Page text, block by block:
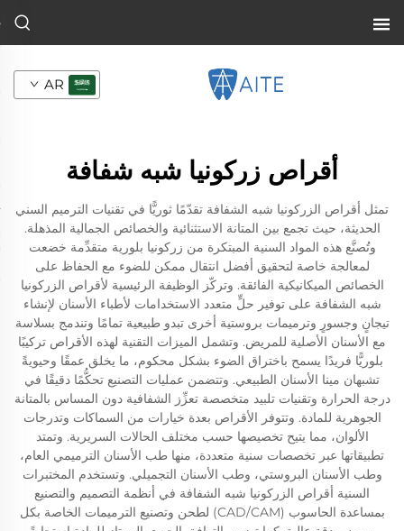
AR
أقراص زركونيا شبه شفافة
تمثل أقراص الزركونيا شبه الشفافة تقدّمًا ثوريًّا في تقنيات الترميم السني
الحديثة، حيث تجمع بين المتانة الاستثنائية والخصائص الجمالية المذهلة.
وتُصنَّع هذه المواد السنية المبتكرة من زركونيا بلورية متقدِّمة خضعت
لمعالجة خاصة لتحقيق أفضل انتقال ممكن للضوء مع الحفاظ على
الخصائص الميكانيكية الفائقة. وتركّز الوظيفة الرئيسية لأقراص الزركونيا
شبه الشفافة على توفير حلٍّ متعدد الاستخدامات لأطباء الأسنان لإنشاء
تيجانٍ وجسورٍ وترميمات بروستية أخرى تبدو طبيعية تمامًا وتندمج بسلاسة
مع الأسنان الأصلية للمريض. وتشمل الميزات التقنية لهذه الأقراص تركيبًا
بلوريًّا فريدًا يسمح باختراق الضوء بشكل محكوم، ما يخلق عمقًا وحيويةً
تشبهان مينا الأسنان الطبيعي. وتتضمن عمليات التصنيع تحكُّمًا دقيقًا في
درجة الحرارة وتقنيات تلبيد متخصصة تعزِّز الشفافية دون المساس بالمتانة
الجوهرية للمادة. وتتوفر الأقراص بعدة خيارات من السماكات وتدرجات
الألوان، مما يتيح تخصيصها حسب مختلف الحالات السريرية. وتمتد
تطبيقاتها عبر تخصصات سنية متعددة، منها طب الأسنان الترميمي العام،
وطب الأسنان البروستي، وطب الأسنان التجميلي. وتستخدم المختبرات
السنية أقراص الزركونيا شبه الشفافة في أنظمة التصميم والتصنيع
بمساعدة الحاسوب (CAD/CAM) لطحن وتصنيع الترميمات الخاصة بكل